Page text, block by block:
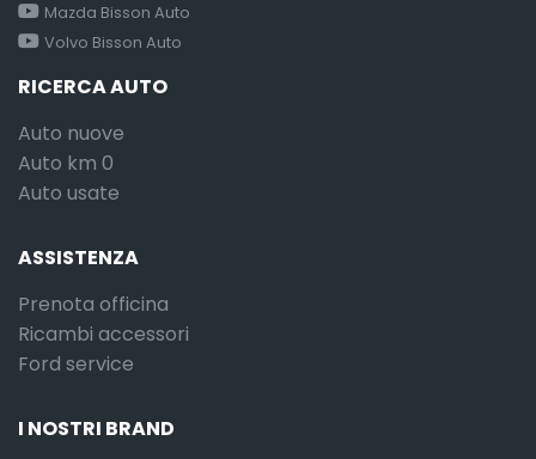
Mazda Bisson Auto
Volvo Bisson Auto
RICERCA AUTO
Auto nuove
Auto km 0
Auto usate
ASSISTENZA
Prenota officina
Ricambi accessori
Ford service
I NOSTRI BRAND